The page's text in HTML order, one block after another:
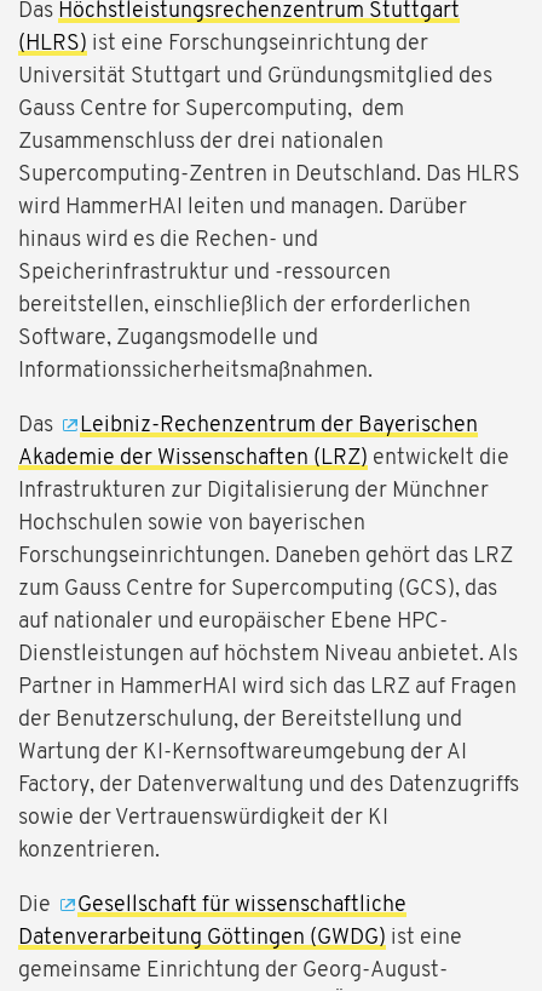
Das Höchstleistungsrechenzentrum Stuttgart
(HLRS) ist eine Forschungseinrichtung der
Universität Stuttgart und Gründungsmitglied des
Gauss Centre for Supercomputing, dem
Zusammenschluss der drei nationalen
Supercomputing-Zentren in Deutschland. Das HLRS
wird HammerHAI leiten und managen. Darüber
hinaus wird es die Rechen- und
Speicherinfrastruktur und -ressourcen
bereitstellen, einschließlich der erforderlichen
Software, Zugangsmodelle und
Informationssicherheitsmaßnahmen.
Das
Leibniz-Rechenzentrum der Bayerischen
Akademie der Wissenschaften (LRZ) entwickelt die
Infrastrukturen zur Digitalisierung der Münchner
Hochschulen sowie von bayerischen
Forschungseinrichtungen. Daneben gehört das LRZ
zum Gauss Centre for Supercomputing (GCS), das
auf nationaler und europäischer Ebene HPC-
Dienstleistungen auf höchstem Niveau anbietet. Als
Partner in HammerHAI wird sich das LRZ auf Fragen
der Benutzerschulung, der Bereitstellung und
Wartung der KI-Kernsoftwareumgebung der AI
Factory, der Datenverwaltung und des Datenzugriffs
sowie der Vertrauenswürdigkeit der KI
konzentrieren.
Die
Gesellschaft für wissenschaftliche
Datenverarbeitung Göttingen (GWDG) ist eine
gemeinsame Einrichtung der Georg-August-